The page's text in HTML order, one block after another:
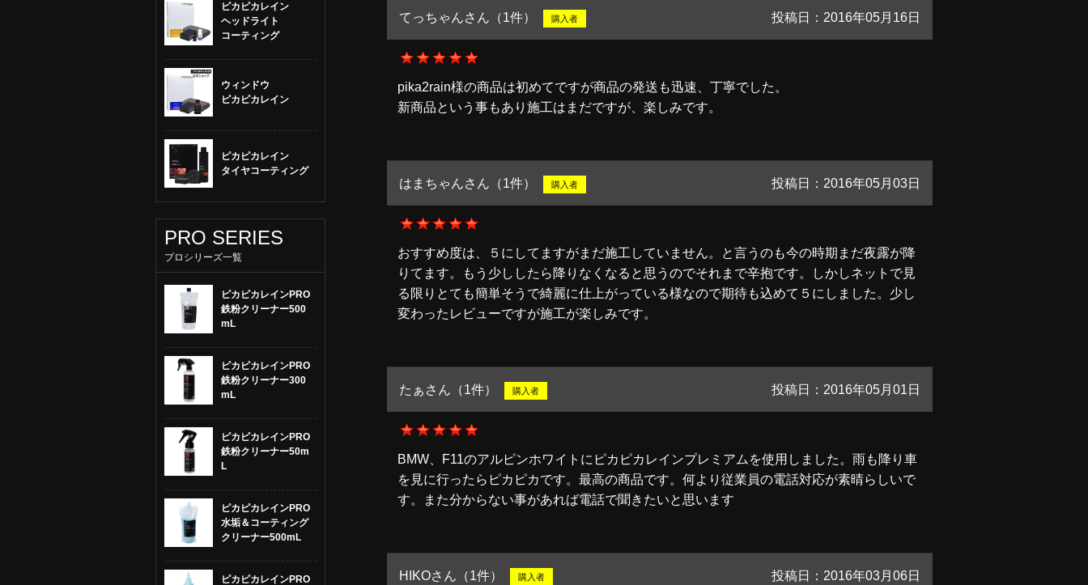
ピカピカレイン
ヘッドライト
コーティング
ウィンドウ
ピカピカレイン
ピカピカレイン
タイヤコーティング
PRO SERIES
プロシリーズ一覧
ピカピカレインPRO
鉄粉クリーナー500
mL
ピカピカレインPRO
鉄粉クリーナー300
mL
ピカピカレインPRO
鉄粉クリーナー50m
L
ピカピカレインPRO
水垢＆コーティング
クリーナー500mL
ピカピカレインPRO
てっちゃんさん（1件） 購入者 投稿日：2016年05月16日
pika2rain様の商品は初めてですが商品の発送も迅速、丁寧でした。
新商品という事もあり施工はまだですが、楽しみです。
はまちゃんさん（1件） 購入者 投稿日：2016年05月03日
おすすめ度は、５にしてますがまだ施工していません。と言うのも今の時期まだ夜露が降
りてます。もう少ししたら降りなくなると思うのでそれまで辛抱です。しかしネットで見
る限りとても簡単そうで綺麗に仕上がっている様なので期待も込めて５にしました。少し
変わったレビューですが施工が楽しみです。
たぁさん（1件） 購入者 投稿日：2016年05月01日
BMW、F11のアルピンホワイトにピカピカレインプレミアムを使用しました。雨も降り車
を見に行ったらピカピカです。最高の商品です。何より従業員の電話対応が素晴らしいで
す。また分からない事があれば電話で聞きたいと思います
HIKOさん（1件） 購入者 投稿日：2016年03月06日